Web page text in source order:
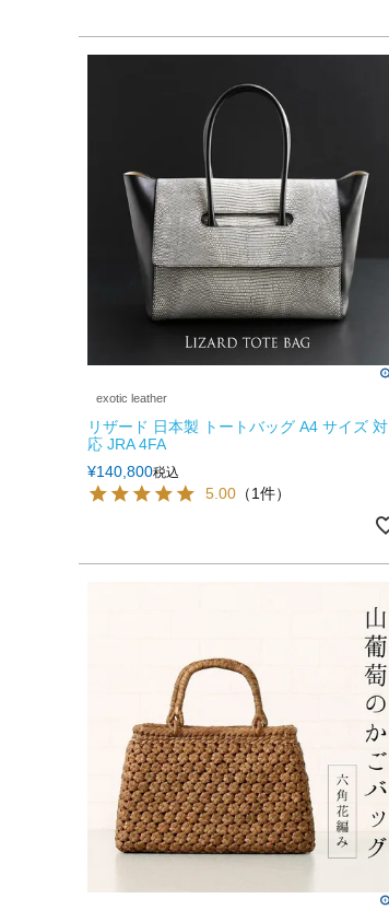
exotic leather
リザード 日本製 トートバッグ A4 サイズ 対
応 JRA 4FA
¥140,800税込
5.00 （1件）